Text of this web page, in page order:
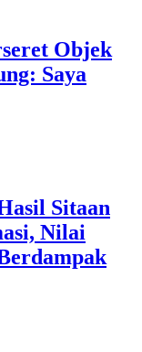
Objek
Saya
Sitaan
Nilai